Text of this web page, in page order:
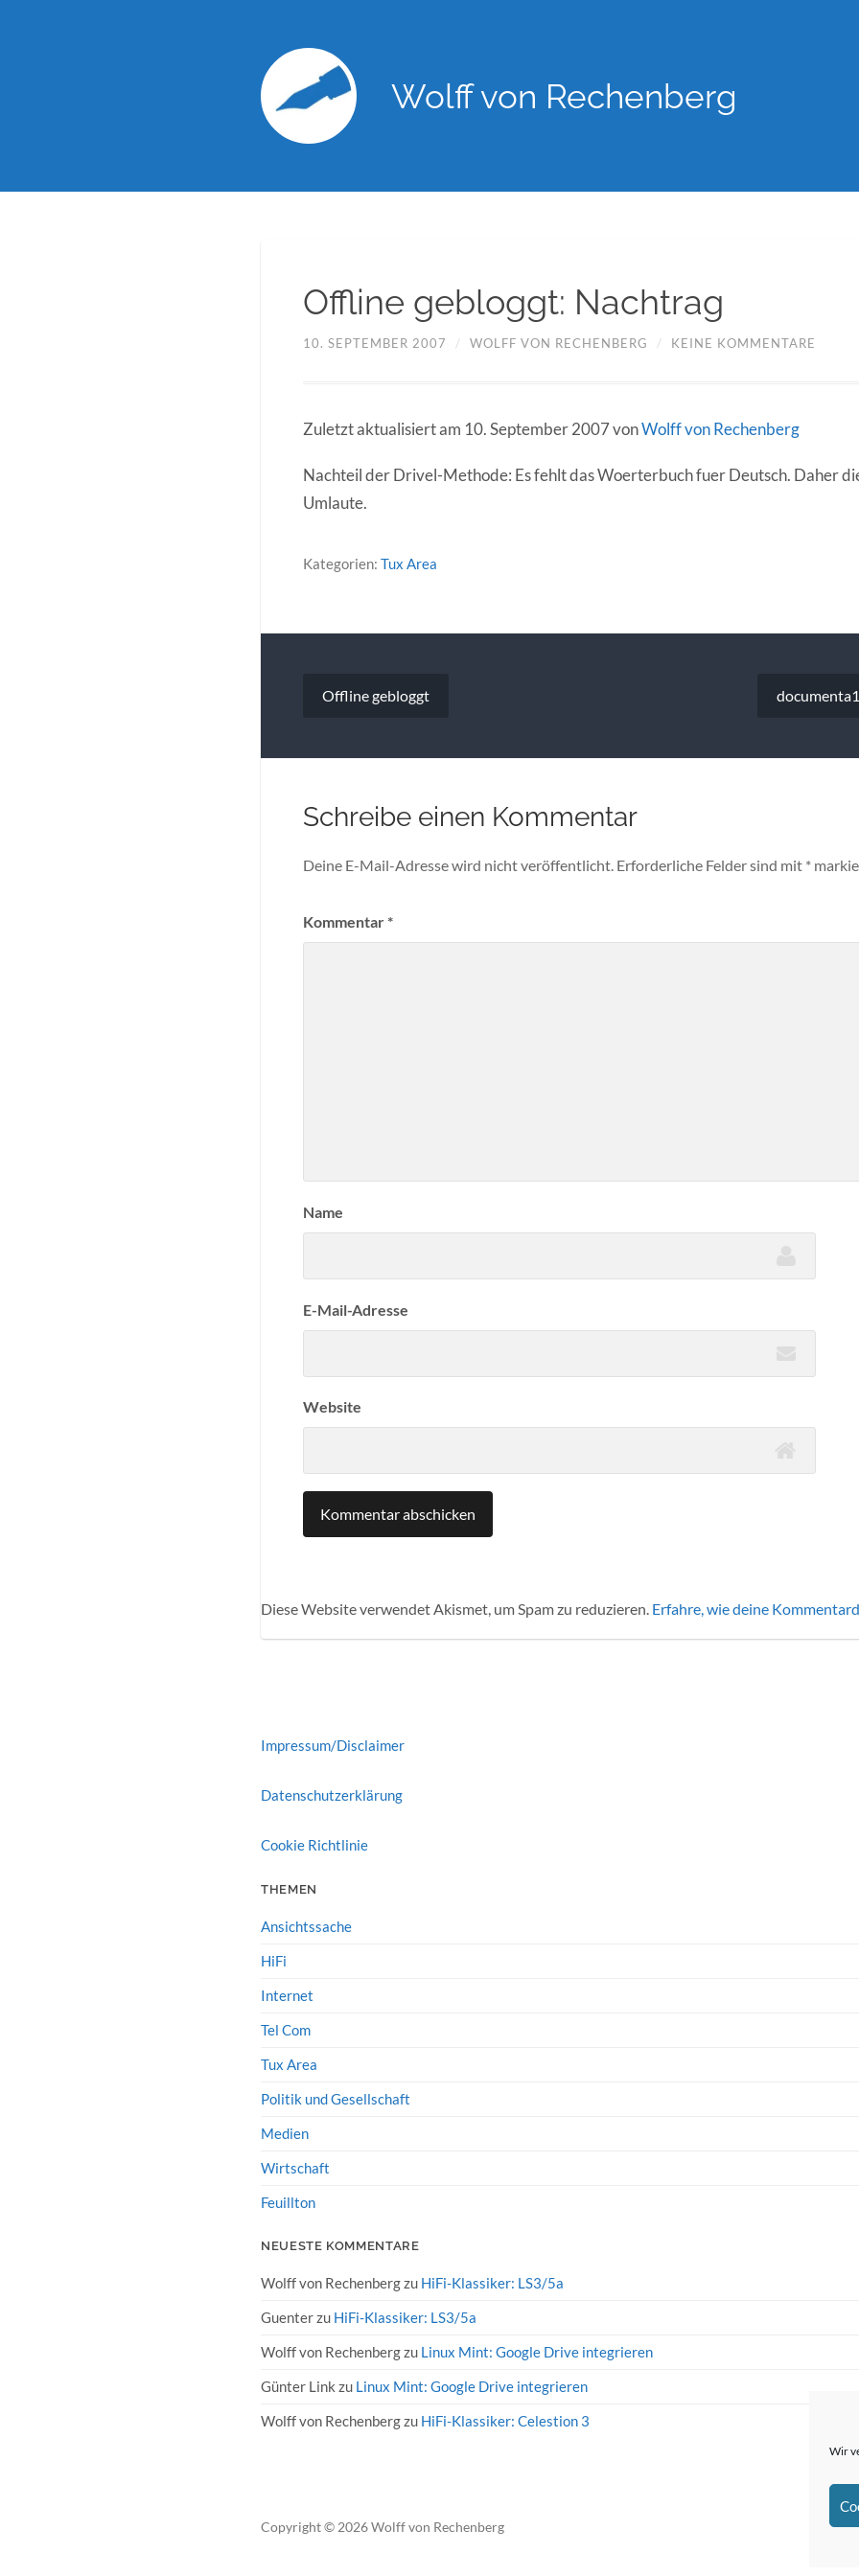
Wir
Wolff von Rechenberg
Offline gebloggt: Nachtrag
10. SEPTEMBER 2007 / WOLFF VON RECHENBERG / KEINE KOMMENTARE
Zuletzt aktualisiert am 10. September 2007 vonWolff von Rechenberg
Nachteil der Drivel-Methode: Es fehlt das Woerterbuch fuer Deutsch. Daher
Umlaute.
Kategorien: Tux Area
Offline gebloggt
Schreibe einen Kommentar
Deine E-Mail-Adresse wird nicht veröffentlicht. Erforderliche Felder sind mit *
Kommentar*
Name
E-Mail-Adresse
Website
Diese Website verwendet Akismet, um Spam zu reduzieren. Erfahre, wie deine
Impressum/Disclaimer
Datenschutzerklärung
Cookie Richtlinie
THEMEN
Ansichtssache
HiFi
Internet
Tel Com
Tux Area
Politik und Gesellschaft
Medien
Wirtschaft
Feuillton
NEUESTE KOMMENTARE
Wolff von Rechenbergzu HiFi-Klassiker: LS3/5a
Guenterzu HiFi-Klassiker: LS3/5a
Wolff von Rechenbergzu Linux Mint: Google Drive integrieren
Günter Link zu Linux Mint: Google Drive integrieren
Wolff von Rechenbergzu HiFi-Klassiker: Celestion 3
Copyright© 2026Wolff von Rechenberg